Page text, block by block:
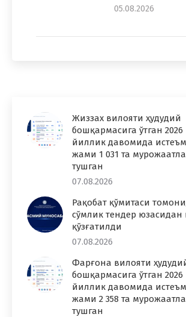
05.08.2026
Жиззах вилояти ҳудудий
бошқармасига ўтган
йиллик давомида
жами 1 031 та
тушган
07.08.2026
Рақобат қўмитаси
сўмлик тендер
қўзғатилди
07.08.2026
Фарғона вилояти
бошқармасига ўтган
йиллик давомида
жами 2 358 та
тушган